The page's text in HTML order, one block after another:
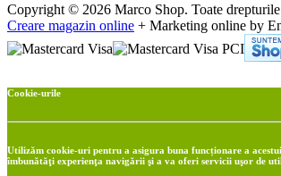
Copyright © 2026 Marco Shop. Toate
Creare magazin online + Marketing online by
Cookie-urile
Utilizăm cookie-uri pentru a asigura buna funcționare a
îmbunătăţi experienţa navigării şi a va oferi servicii uşor de